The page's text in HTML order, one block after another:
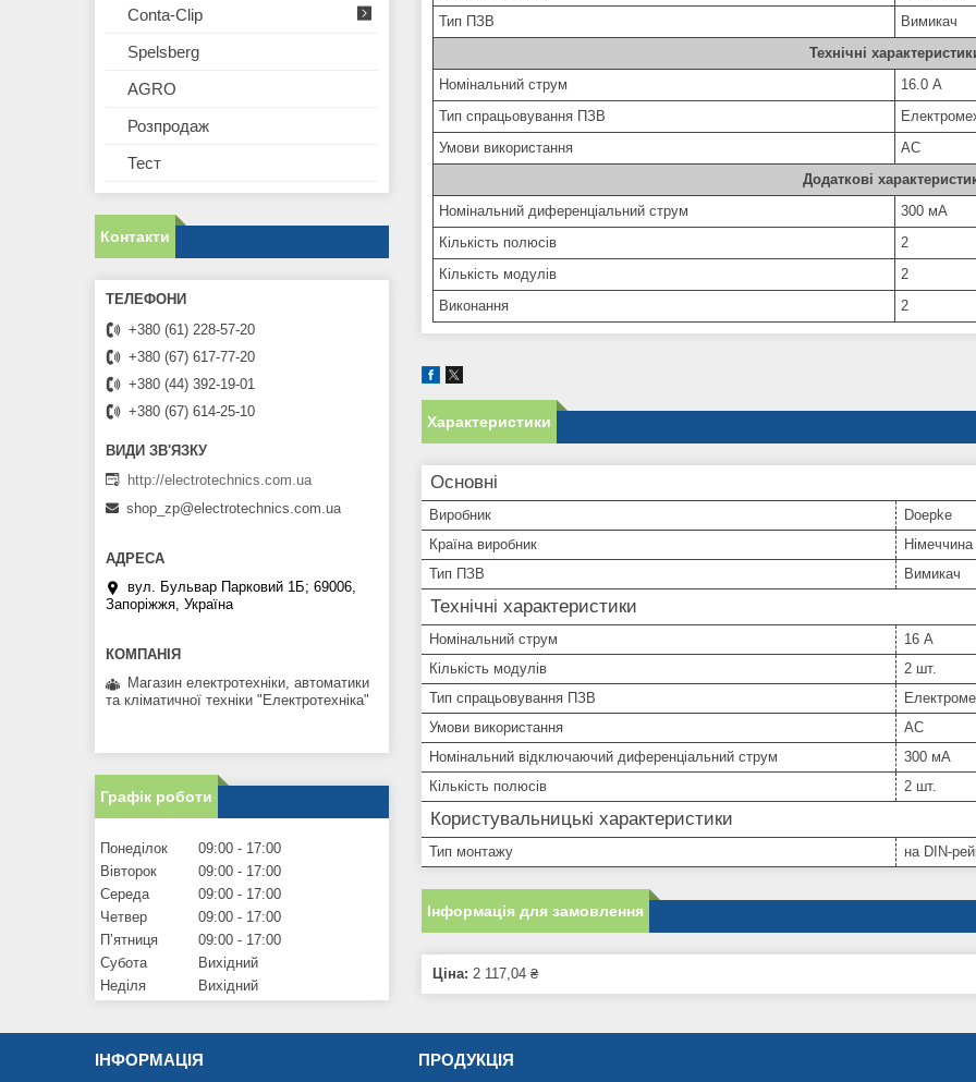
Тип ПЗВ
Вимикач
Технічні
Номінальний струм
16.0 А
Тип спрацьовування ПЗВ
Умови використання
АС
Додаткові
Номінальний диференціальний струм
300 мА
Кількість полюсів
2
Кількість модулів
2
Виконання
2
Характеристики
Основні
Виробник
Doepke
Країна виробник
Німеччина
Тип ПЗВ
Вимикач
Технічні характеристики
Номінальний струм
16 А
Кількість модулів
2 шт.
Тип спрацьовування ПЗВ
Умови використання
АС
Номінальний відключаючий диференціальний струм
300 мА
Кількість полюсів
2 шт.
Користувальницькі характеристики
Тип монтажу на DIN-
Інформація для замовлення
Ціна: 2 117,04 ₴
Conta-Clip
Spelsberg
AGRO
Розпродаж
Тест
Контакти
+380 (61) 228-57-20
+380 (67) 617-77-20
+380 (44) 392-19-01
+380 (67) 614-25-10
http://electrotechnics.com.ua
shop_zp@electrotechnics.com.ua
вул. Бульвар Парковий 1Б; 69006,
Запоріжжя, Україна
Магазин електротехніки, автоматики
та кліматичної техніки "Електротехніка"
Графік роботи
Понеділок 09:00
17:00
Вівторок
09:00
17:00
Середа
09:00
17:00
Четвер
09:00
17:00
Пʼятниця
09:00
17:00
Субота
Вихідний
Неділя
Вихідний
ІНФОРМАЦІЯ ПРОДУКЦІЯ